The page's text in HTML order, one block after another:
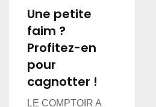
Une petite
faim ?
Profitez-en
pour
cagnotter !
LE COMPTOIR A